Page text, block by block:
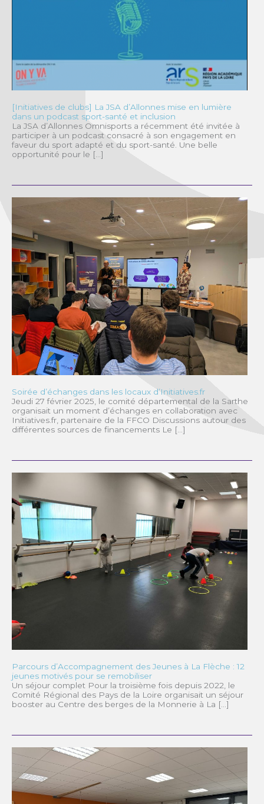
[Initiatives de clubs] La JSA d’Allonnes mise en lumière
dans un podcast sport-santé et inclusion
La JSA d’Allonnes Omnisports a récemment été invitée à
participer à un podcast consacré à son engagement en
faveur du sport adapté et du sport-santé. Une belle
opportunité pour le […]
Soirée d’échanges dans les locaux d’Initiatives.fr
Jeudi 27 février 2025, le comité départemental de la Sarthe
organisait un moment d’échanges en collaboration avec
Initiatives.fr, partenaire de la FFCO Discussions autour des
différentes sources de financements Le […]
Parcours d’Accompagnement des Jeunes à La Flèche : 12
jeunes motivés pour se remobiliser
Un séjour complet Pour la troisième fois depuis 2022, le
Comité Régional des Pays de la Loire organisait un séjour
booster au Centre des berges de la Monnerie à La […]